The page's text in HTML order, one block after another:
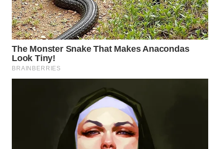
NEWS
WAHANA
TANI
WAHANA
INFRASTRUKTUR